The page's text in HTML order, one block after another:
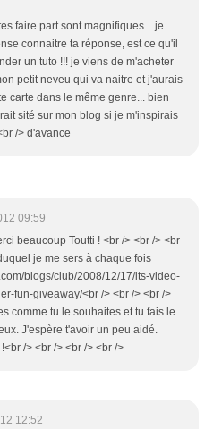
faire part sont magnifiques... je
connaitre ta réponse, est ce qu'il
un tuto !!! je viens de m'acheter
petit neveu qui va naitre et j'aurais
carte dans le même genre... bien
sité sur mon blog si je m'inspirais
/> d'avance
09:59
beaucoup Toutti ! <br /> <br /> <br
je me sers à chaque fois
blogs/club/2008/12/17/its-video-
fun-giveaway/<br /> <br /> <br />
comme tu le souhaites et tu fais le
J'espère t'avoir un peu aidé.
/> <br /> <br /> <br />
12:52